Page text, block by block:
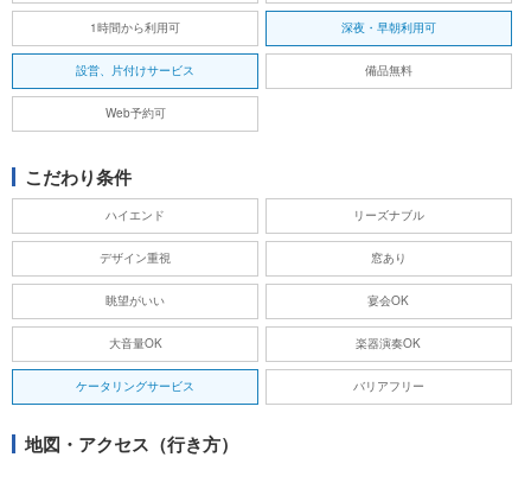
1時間から利用可 深夜・早朝利用可
設営、片付けサービス 備品無料
Web予約可
こだわり条件
ハイエンド リーズナブル
デザイン重視 窓あり
眺望がいい 宴会OK
大音量OK 楽器演奏OK
ケータリングサービス バリアフリー
地図・アクセス（行き方）